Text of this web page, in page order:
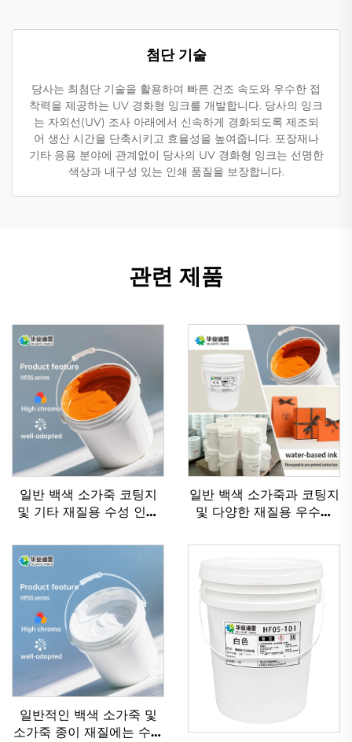
첨단 기술
당사는 최첨단 기술을 활용하여 빠른 건조 속도와 우수한 접
착력을 제공하는 UV 경화형 잉크를 개발합니다. 당사의 잉크
는 자외선(UV) 조사 아래에서 신속하게 경화되도록 제조되
어 생산 시간을 단축시키고 효율성을 높여줍니다. 포장재나
기타 응용 분야에 관계없이 당사의 UV 경화형 잉크는 선명한
색상과 내구성 있는 인쇄 품질을 보장합니다.
관련 제품
일반 백색 소가죽 코팅지
및 기타 재질용 수성 인쇄
일반 백색 소가죽과 코팅지
및 다양한 재질용 우수한
일반적인 백색 소가죽 및
소가죽 종이 재질에는 수성